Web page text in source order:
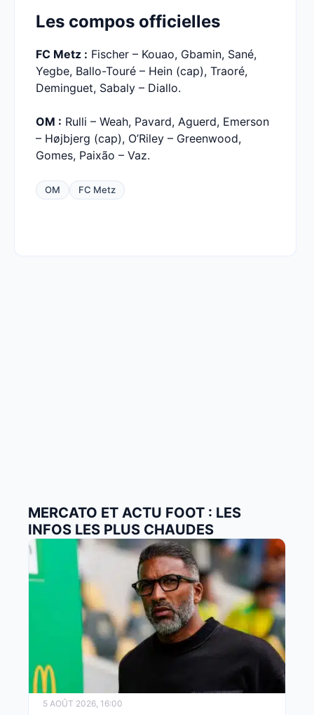
Les compos officielles
FC Metz : Fischer – Kouao, Gbamin, Sané,
Yegbe, Ballo-Touré – Hein (cap), Traoré,
Deminguet, Sabaly – Diallo.
OM : Rulli – Weah, Pavard, Aguerd, Emerson
– Højbjerg (cap), O’Riley – Greenwood,
Gomes, Paixão – Vaz.
OM FC Metz
MERCATO ET ACTU FOOT : LES
INFOS LES PLUS CHAUDES
5 AOÛT 2026, 16:00